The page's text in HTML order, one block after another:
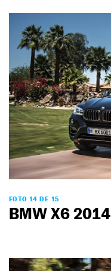
FOTO 14 DE 15
BMW X6 2014